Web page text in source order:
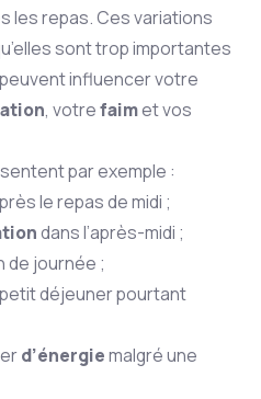
les repas. Ces variations
sont trop importantes
influencer votre
, votrefaimet vos
par exemple :
le repas de midi ;
dans l’après-midi ;
de journée ;
déjeuner pourtant
d’énergiemalgré une